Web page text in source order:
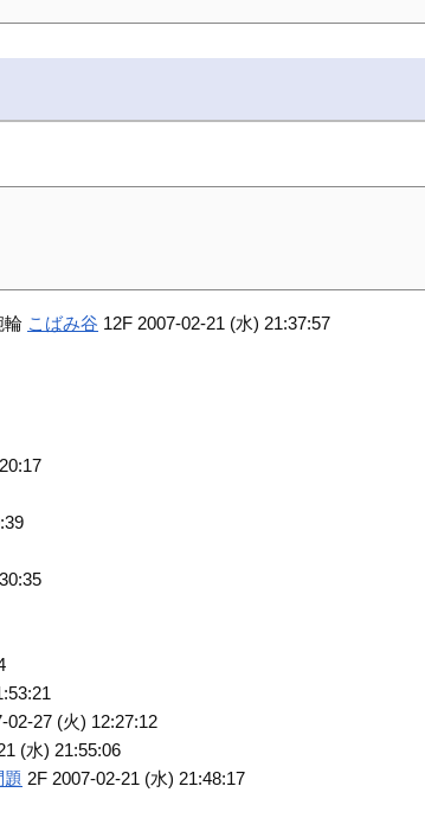
輪 こばみ谷 12F 2007-02-21 (水) 21:37:57
02-27 (火) 12:27:12
(水) 21:55:06
2F 2007-02-21 (水) 21:48:17